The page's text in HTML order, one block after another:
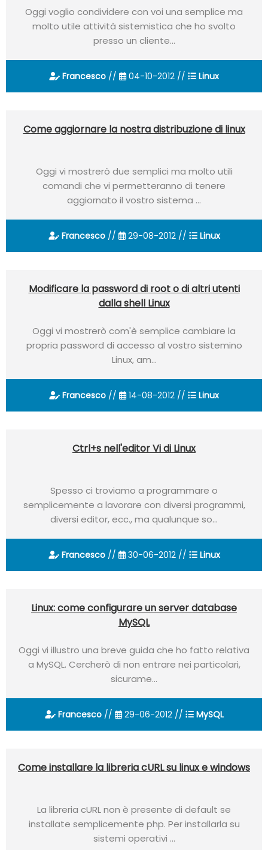
Oggi voglio condividere con voi una semplice ma
molto utile attività sistemistica che ho svolto
presso un cliente...
Francesco // 04-10-2012 // Linux
Come aggiornare la nostra distribuzione di linux
Oggi vi mostrerò due semplici ma molto utili
comandi che vi permetteranno di tenere
aggiornato il vostro sistema ...
Francesco// 29-08-2012 // Linux
Modificare la password di root o di altri utenti
dalla shell Linux
Oggi vi mostrerò com'è semplice cambiare la
propria password di accesso al vostro sistemino
Linux, am...
Francesco // 14-08-2012 // Linux
Ctrl+s nell'editor Vi di Linux
Spesso ci troviamo a programmare o
semplicemente a lavorare con diversi programmi,
diversi editor, ecc., ma qualunque so...
Francesco// 30-06-2012 // Linux
Linux: come configurare un server database
MySQL
Oggi vi illustro una breve guida che ho fatto relativa
a MySQL. Cercherò di non entrare nei particolari,
sicurame...
Francesco// 29-06-2012 // MySQL
Come installare la libreria cURL su linux e windows
La libreria cURL non è presente di default se
installate semplicemente php. Per installarla su
sistemi operativi ...